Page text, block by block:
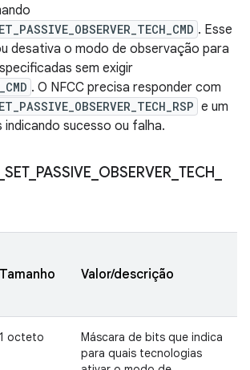
. Esse
desativa o modo de observação para
sem exigir
. O NFCC precisa responder com
e um
sucesso ou falha.
SET_ PASSIVE OBSERVER TECH
Tamanho Valor/descrição
1 octeto
Máscara de bits que indica
para quais tecnologias